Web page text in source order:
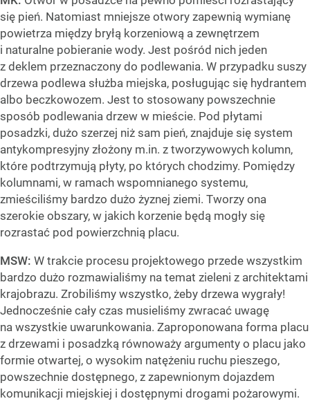
się pień. Natomiast mniejsze otwory zapewnią wymianę
powietrza między bryłą korzeniową a zewnętrzem
i naturalne pobieranie wody. Jest pośród nich jeden
z deklem przeznaczony do podlewania. W przypadku suszy
drzewa podlewa służba miejska, posługując się hydrantem
albo beczkowozem. Jest to stosowany powszechnie
sposób podlewania drzew w mieście. Pod płytami
posadzki, dużo szerzej niż sam pień, znajduje się system
antykompresyjny złożony m.in. z tworzywowych kolumn,
które podtrzymują płyty, po których chodzimy. Pomiędzy
kolumnami, w ramach wspomnianego systemu,
zmieściliśmy bardzo dużo żyznej ziemi. Tworzy ona
szerokie obszary, w jakich korzenie będą mogły się
rozrastać pod powierzchnią placu.
MSW: W trakcie procesu projektowego przede wszystkim
bardzo dużo rozmawialiśmy na temat zieleni z architektami
krajobrazu. Zrobiliśmy wszystko, żeby drzewa wygrały!
Jednocześnie cały czas musieliśmy zwracać uwagę
na wszystkie uwarunkowania. Zaproponowana forma placu
z drzewami i posadzką równoważy argumenty o placu jako
formie otwartej, o wysokim natężeniu ruchu pieszego,
powszechnie dostępnego, z zapewnionym dojazdem
komunikacji miejskiej i dostępnymi drogami pożarowymi.